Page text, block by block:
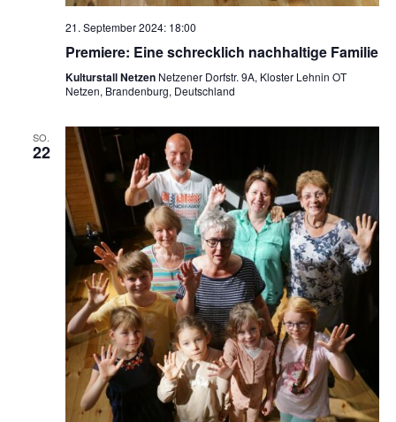
21. September 2024: 18:00
Premiere: Eine schrecklich nachhaltige Familie
Kulturstall Netzen Netzener Dorfstr. 9A, Kloster Lehnin OT
Netzen, Brandenburg, Deutschland
SO.
22